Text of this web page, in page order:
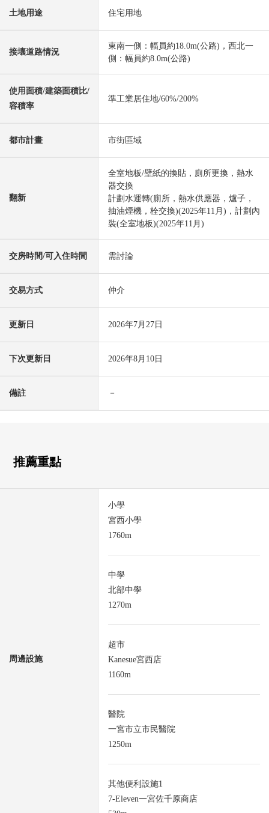
土地用途 住宅用地
接壤道路情況
東南一側：幅員約18.0m(公路)，西北一
側：幅員約8.0m(公路)
使用面積/建築面積比/
容積率
準工業居住地/60%/200%
都市計畫 市街區域
翻新
全室地板/壁紙的換貼，廁所更換，熱水
器交換
計劃水運轉(廁所，熱水供應器，爐子，
抽油煙機，栓交換)(2025年11月)，計劃內
裝(全室地板)(2025年11月)
交房時間/可入住時間 需討論
交易方式 仲介
更新日 2026年7月27日
下次更新日 2026年8月10日
備註 －
推薦重點
周邊設施
小學
宮西小學
1760m
中學
北部中學
1270m
超市
Kanesue宮西店
1160m
醫院
一宮市立市民醫院
1250m
其他便利設施1
7-Eleven一宮佐千原商店